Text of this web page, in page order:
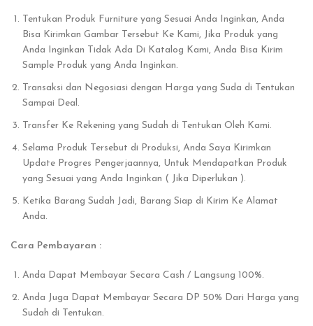
Tentukan Produk Furniture yang Sesuai Anda Inginkan, Anda
Bisa Kirimkan Gambar Tersebut Ke Kami, Jika Produk yang
Anda Inginkan Tidak Ada Di Katalog Kami, Anda Bisa Kirim
Sample Produk yang Anda Inginkan.
Transaksi dan Negosiasi dengan Harga yang Suda di Tentukan
Sampai Deal.
Transfer Ke Rekening yang Sudah di Tentukan Oleh Kami.
Selama Produk Tersebut di Produksi, Anda Saya Kirimkan
Update Progres Pengerjaannya, Untuk Mendapatkan Produk
yang Sesuai yang Anda Inginkan ( Jika Diperlukan ).
Ketika Barang Sudah Jadi, Barang Siap di Kirim Ke Alamat
Anda.
Cara Pembayaran :
Anda Dapat Membayar Secara Cash / Langsung 100%.
Anda Juga Dapat Membayar Secara DP 50% Dari Harga yang
Sudah di Tentukan.